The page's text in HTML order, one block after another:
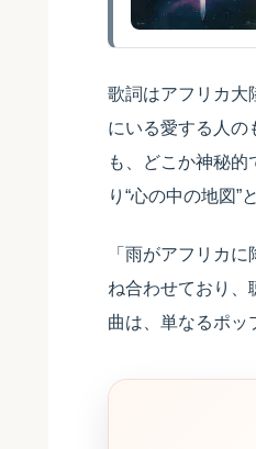
歌詞はアフリカ大
にいる愛する人の
も、どこか神秘的
り“心の中の地図”
「雨がアフリカ
ね合わせており、
曲は、単なるポッ